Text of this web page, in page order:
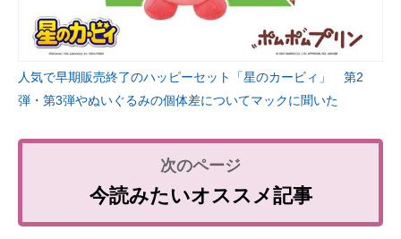
人気で早期販売終了のハッピーセット「星のカービィ」 第2
弾・第3弾やぬいぐるみの個体差についてマックに聞いた
今読みたいオススメ記事